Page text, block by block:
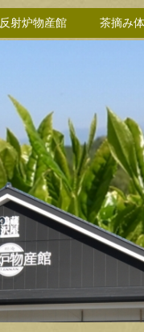
反射炉物産館 茶摘み